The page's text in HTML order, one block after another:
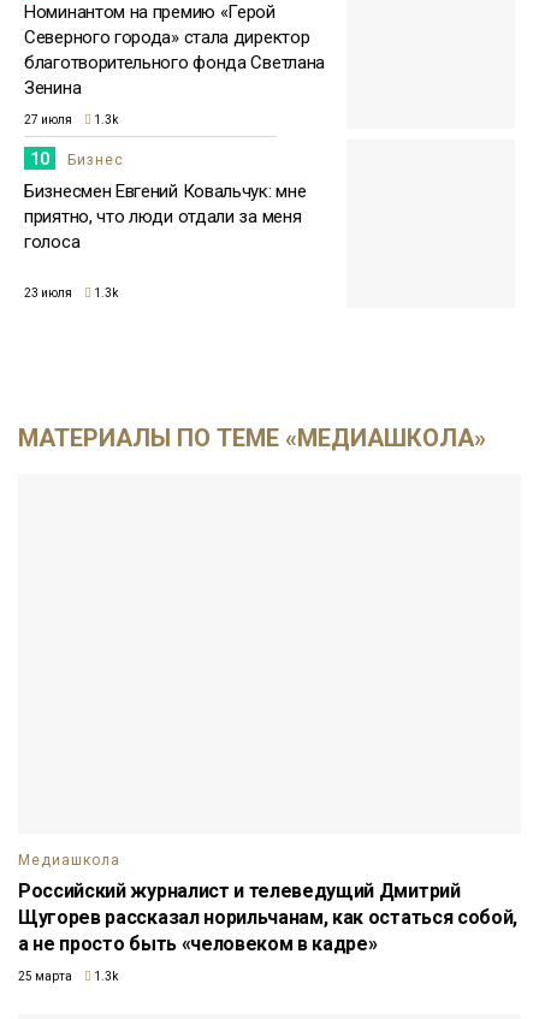
Номинантом на премию «Герой
Северного города» стала директор
благотворительного фонда Светлана
Зенина
27 июля 1.3k
10 Бизнес
Бизнесмен Евгений Ковальчук: мне
приятно, что люди отдали за меня
голоса
23 июля 1.3k
МАТЕРИАЛЫ ПО ТЕМЕ «МЕДИАШКОЛА»
Медиашкола
Российский журналист и телеведущий Дмитрий
Щугорев рассказал норильчанам, как остаться собой,
а не просто быть «человеком в кадре»
25 марта 1.3k